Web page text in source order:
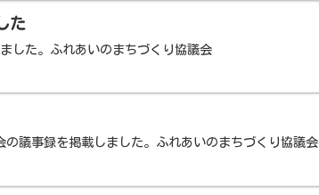
た
した。ふれあいのまちづくり協議会
議事録を掲載しました。ふれあいのまちづくり協議会